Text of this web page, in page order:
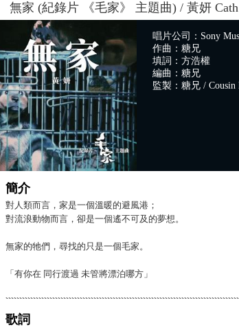
無家 (紀錄片 《毛家》 主題曲) / 黃妍 Cath
唱片公司：Sony
作曲：糖兄
填詞：方浩權
編曲：糖兄
監製：糖兄 / Cousin
簡介
對人類而言，家是一個溫暖的避風港；
對流浪動物而言，卻是一個遙不可及的夢想。
無家的牠們，尋找的只是一個毛家。
「有你在 同行渡過 未管將漂泊哪方」
歌詞